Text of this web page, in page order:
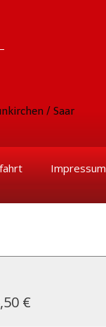
/ Saar
Impressum
€